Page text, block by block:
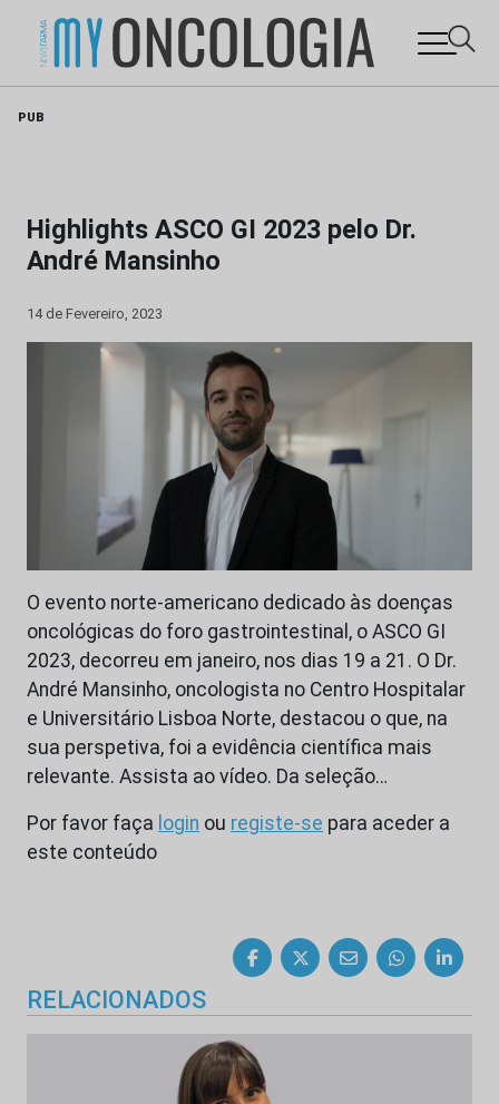
PUB
Highlights ASCO GI 2023 pelo Dr.
André Mansinho
14 de Fevereiro, 2023
O evento norte-americano dedicado às doenças
oncológicas do foro gastrointestinal, o ASCO GI
2023, decorreu em janeiro, nos dias 19 a 21. O Dr.
André Mansinho, oncologista no Centro Hospitalar
e Universitário Lisboa Norte, destacou o que, na
sua perspetiva, foi a evidência científica mais
relevante. Assista ao vídeo. Da seleção…
Por favor faça login ou registe-se para aceder a
este conteúdo
RELACIONADOS